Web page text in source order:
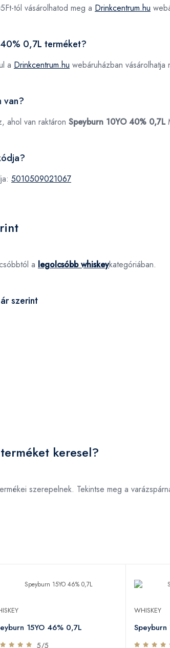
tól vásárolhatod meg a Drinkcentrum.hu
40% 0,7L terméket?
a Drinkcentrum.hu webáruházban vásárolhatja
van?
ahol van raktáron Speyburn 10YO 40% 0,7L
5010509021067
a legolcsóbb whiskeykategóriában.
szerint
keresel?
szerepelnek. Tekintse meg a
15YO 46% 0,7L
5/5
WHISKEY